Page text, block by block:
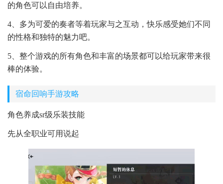
的角色可以自由培养。
4、多为可爱的奏者等着玩家与之互动，快乐感受她们不同
的性格和独特的魅力吧。
5、整个游戏的所有角色和丰富的场景都可以给玩家带来很
棒的体验。
宿命回响手游攻略
角色养成sr级乐装技能
先从全职业可用说起